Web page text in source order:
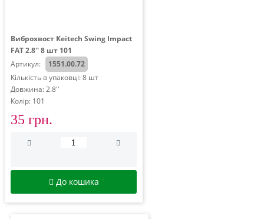
Виброхвост Keitech Swing Impact
FAT 2.8'' 8 шт 101
Артикул:
1551.00.72
Кількість в упаковці: 8 шт
Довжина: 2.8''
Колір: 101
35 грн.
До кошика